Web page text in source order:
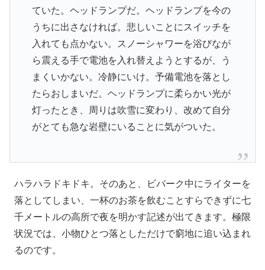
ていた。ヘッドランプだ。ヘッドランプを今の
うちに出さなければ。悲しいことにスイッチを
入れても点かない。スノーシャワーを浴びなが
ら震える手で電池を入れ替えようとするが、う
まくいかない。冷静にいけ。予備電池を落とし
たらおしまいだ。ヘッドランプに柔らかい光が
灯ったとき、周りは吹雪に変わり、改めて自分
がとても急な岩壁にいることに気がついた。
ハラハラドキドキ。そのあと、ビバーク中にライターを
落としてしまい、一杯のお茶を飲むことすらできずに七
千メートルの高所で夜を明かす記述が出てきます。極限
状況では、小物ひとつ落としただけで窮地に追い込まれ
るのです。